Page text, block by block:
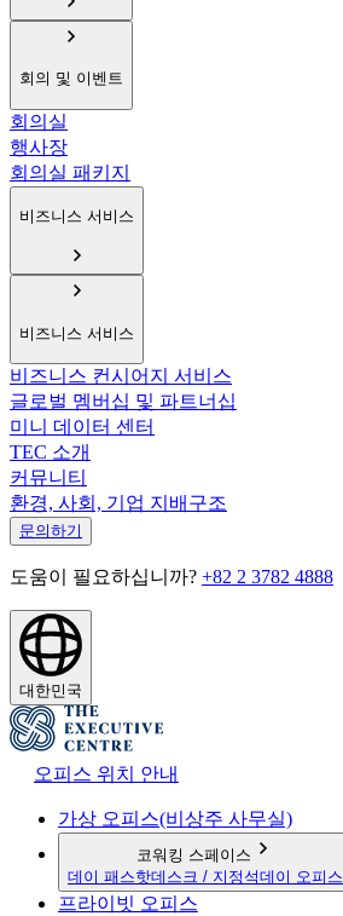
회의 및 이벤트
회의실
행사장
회의실 패키지
비즈니스 서비스
비즈니스 서비스
비즈니스 컨시어지 서비스
글로벌 멤버십 및 파트너십
미니 데이터 센터
TEC 소개
커뮤니티
환경, 사회, 기업 지배구조
문의하기
도움이 필요하십니까? +82 2 3782 4888
대한민국
오피스 위치 안내
가상 오피스(비상주 사무실)
코워킹 스페이스
데이 패스핫데스크 / 지정석데이 오피스
프라이빗 오피스